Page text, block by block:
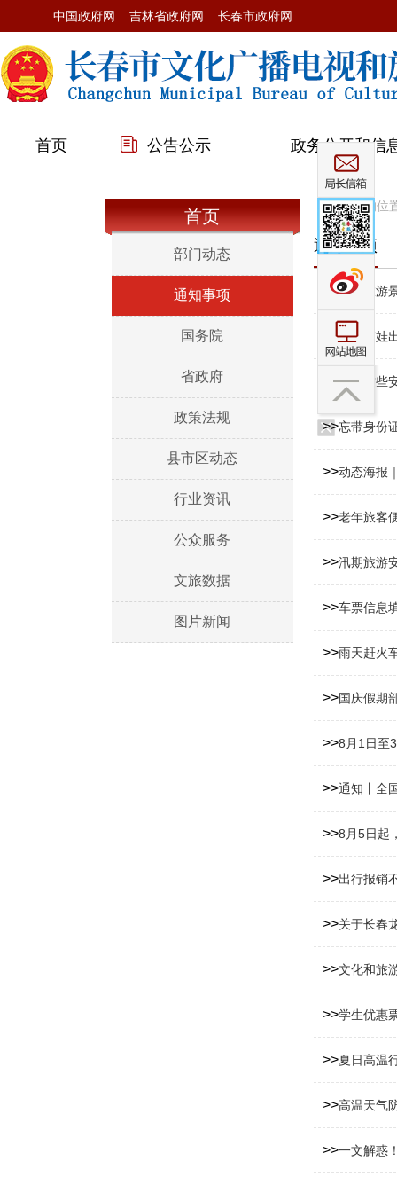
中国政府网 吉林省政府网 长春市政府网
首页 公告公示 政务公开和信
首页
部门动态
通知事项
国务院
省政府
政策法规
县市区动态
行业资讯
公众服务
文旅数据
图片新闻
您当前的位
通知事项
>>中国旅游
>>家长带娃
>>雨天这些
>>忘带身份
>>动态海报
>>老年旅客
>>汛期旅游
>>车票信息
>>雨天赶火
>>国庆假期
>>8月1日至
>>通知丨全
>>8月5日起
>>出行报销
>>关于长春
>>文化和旅
>>学生优惠
>>夏日高温
>>高温天气
>>一文解惑